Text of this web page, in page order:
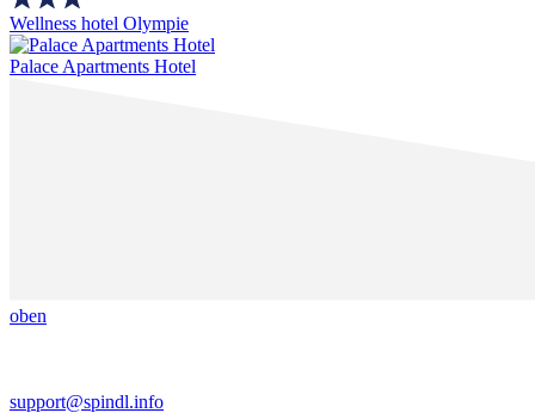
Wellness hotel Olympie
Palace Apartments Hotel
oben
support@spindl.info